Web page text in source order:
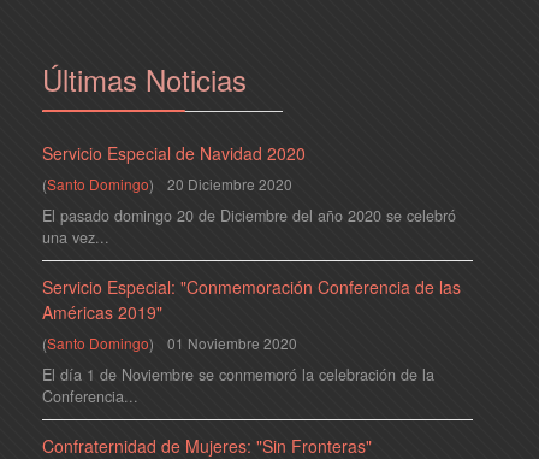
Últimas Noticias
Servicio Especial de Navidad 2020
(Santo Domingo) 20 Diciembre 2020
El pasado domingo 20 de Diciembre del año 2020 se celebró
una vez...
Servicio Especial: "Conmemoración Conferencia de las
Américas 2019"
(Santo Domingo) 01 Noviembre 2020
El día 1 de Noviembre se conmemoró la celebración de la
Conferencia...
Confraternidad de Mujeres: "Sin Fronteras"